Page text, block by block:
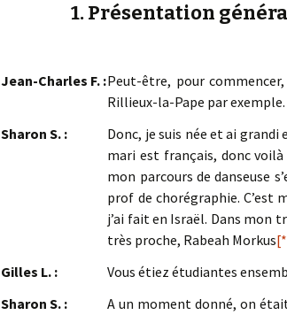
1. Présentation
Jean-Charles F. :Peut-être, pour
Rillieux-la-Pape par exemple.
Sharon S. :
Donc, je suis née et ai grandi
mari est français, donc
mon parcours de danseuse
prof de chorégraphie. C’est
j’ai fait en Israël. Dans mon
très proche, Rabeah Morkus
Gilles L. :
Vous étiez étudiantes
Sharon S. :
A un moment donné, on